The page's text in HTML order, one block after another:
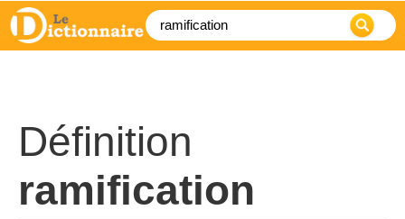
Définition
ramification